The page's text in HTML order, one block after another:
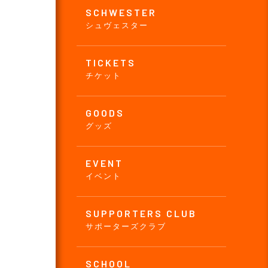
SCHWESTER
シュヴェスター
TICKETS
チケット
GOODS
グッズ
EVENT
イベント
SUPPORTERS CLUB
サポーターズクラブ
SCHOOL